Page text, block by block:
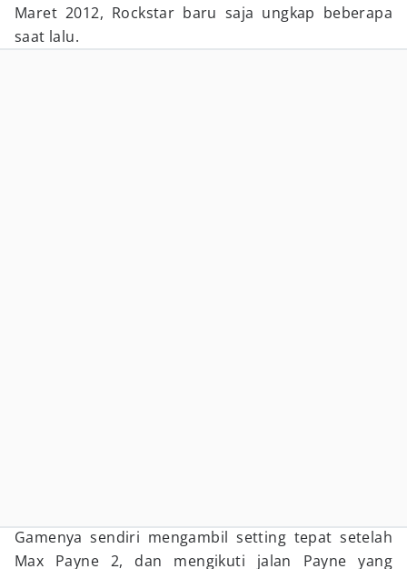
Maret 2012, Rockstar baru saja ungkap beberapa
saat lalu.
Gamenya sendiri mengambil setting tepat setelah
Max Payne 2, dan mengikuti jalan Payne yang